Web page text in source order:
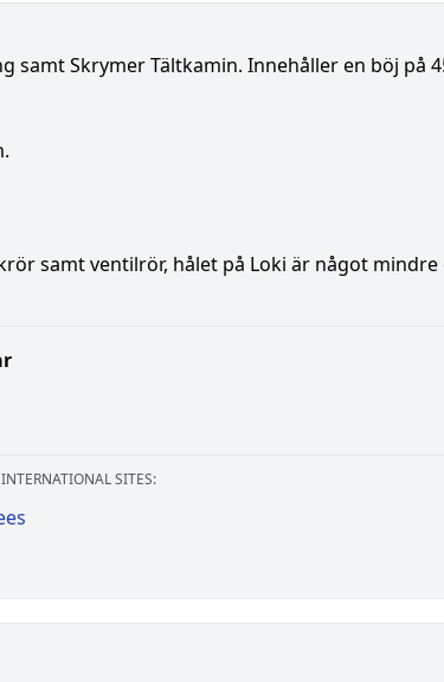
samt Skrymer Tältkamin. Innehåller en böj på
samt ventilrör, hålet på Loki är något
SITES: